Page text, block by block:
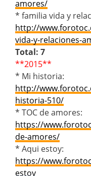
amores/
* familia vida y
http://
vida-y-relaciones-
Total: 7
**2015**
* Mi historia:
http://
historia-510/
* TOC de amores:
https://
de-amores/
* Aqui estoy:
https://
estoy